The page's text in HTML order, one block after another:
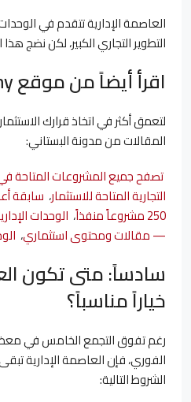
العاصمة الإدارية تتقدم في
التطوير التجاري الكبير، لكن نضج
اقرأ أيضاً من موقع AlBostany
لتعمق أكثر في اتخاذ قرارك
المقالات من مدونة البستاني:
تصفح جميع المشروعات المتاحة
التجارية المتاحة للاستثمار، سابقة
250 مشروعاً منفذاً
، الوحدات
— مقالات ومحتوى استثماري،
سادساً: متى تكون
خياراً مناسباً؟
رغم تفوق التجمع الخامس في
الفوري، فإن العاصمة الإدارية
الشروط التالية: